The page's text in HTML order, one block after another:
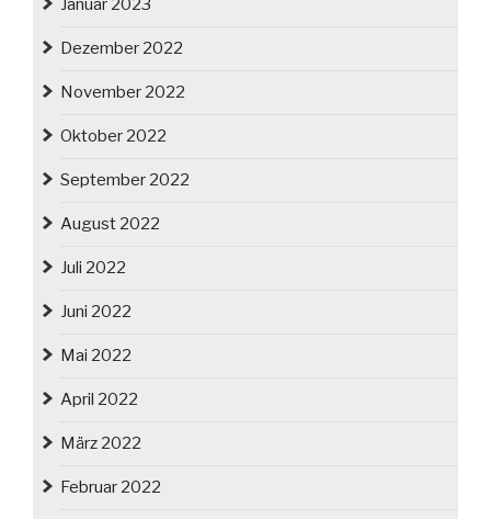
Januar 2023
Dezember 2022
November 2022
Oktober 2022
September 2022
August 2022
Juli 2022
Juni 2022
Mai 2022
April 2022
März 2022
Februar 2022